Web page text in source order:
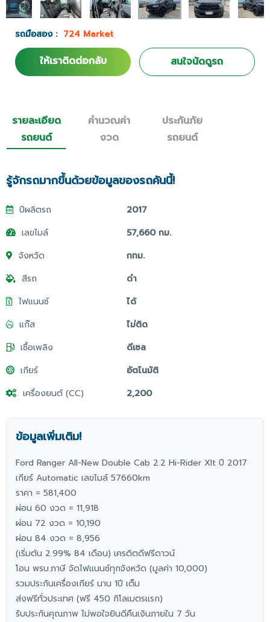
รถมือสอง : 724 Market
ให้เราติดต่อกลับ สนใจนัดดูรถ
รายละเอียด
รถยนต์
คำนวณค่า
งวด
ประกันภัย
รถยนต์
รู้จักรถมากขึ้นด้วยข้อมูลของรถคันนี้!
ปีผลิตรถ
2017
เลขไมล์
57,660 กม.
จังหวัด
กทม.
สีรถ
ดำ
ไฟแนนซ์
ได้
แก๊ส
ไม่ติด
เชื้อเพลิง
ดีเซล
เกียร์
อัตโนมัติ
เครื่องยนต์ (CC)
2,200
ข้อมูลเพิ่มเติม!
Ford Ranger All-New Double Cab 2.2 Hi-Rider Xlt ปี 2017
เกียร์ Automatic เลขไมล์ 57660km
ราคา = 581,400
ผ่อน 60 งวด = 11,918
ผ่อน 72 งวด = 10,190
ผ่อน 84 งวด = 8,956
(เริ่มต้น 2.99% 84 เดือน) เครดิตดีฟรีดาวน์
โอน พรบ.ภาษี จัดไฟแนนซ์ทุกจังหวัด (มูลค่า 10,000)
รวมประกันเครื่องเกียร์ นาน 1ปี เต็ม
ส่งฟรีทั่วประเทศ (ฟรี 450 กิโลเมตรแรก)
รับประกันคุณภาพ ไม่พอใจยินดีคืนเงินภายใน 7 วัน